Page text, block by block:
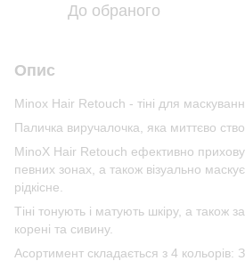
До обраного
Опис
Minox Hair Retouch - тіні для
Паличка виручалочка, яка миттєво
MinoX Hair Retouch ефективно
певних зонах, а також візуально
рідкісне.
Тіні тонують і матують шкіру, а також
корені та сивину.
Асортимент складається з 4 кольорів: